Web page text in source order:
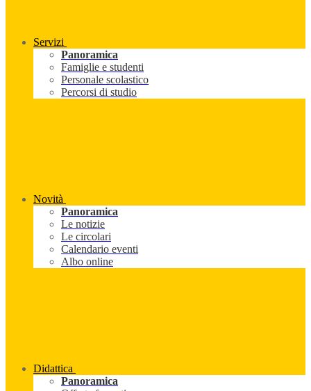
Servizi
Panoramica
Famiglie e studenti
Personale scolastico
Percorsi di studio
Novità
Panoramica
Le notizie
Le circolari
Calendario eventi
Albo online
Didattica
Panoramica